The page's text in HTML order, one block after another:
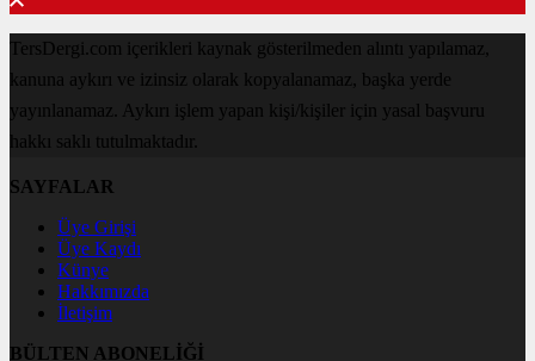
TersDergi.com içerikleri kaynak gösterilmeden alıntı yapılamaz,
kanuna aykırı ve izinsiz olarak kopyalanamaz, başka yerde
yayınlanamaz. Aykırı işlem yapan kişi/kişiler için yasal başvuru
hakkı saklı tutulmaktadır.
SAYFALAR
Üye Girişi
Üye Kaydı
Künye
Hakkımızda
İletişim
BÜLTEN ABONELİĞİ